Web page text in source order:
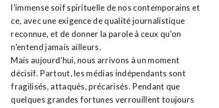
l’immense soif spirituelle de nos contemporains et
ce, avec une exigence de qualité journalistique
reconnue, et de donner la parole à ceux qu’on
n’entend jamais ailleurs.
Mais aujourd’hui, nous arrivons à un moment
décisif. Partout, les médias indépendants sont
fragilisés, attaqués, précarisés. Pendant que
quelques grandes fortunes verrouillent toujours